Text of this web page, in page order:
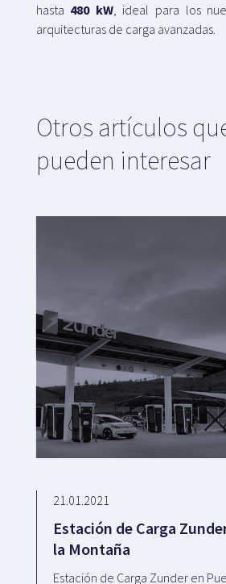
hasta 480 kW, ideal para los
arquitecturas de carga avanzadas.
Otros artículos
pueden interesar
21.01.2021
Estación de Carga
la Montaña
Estación de Carga Zunder en